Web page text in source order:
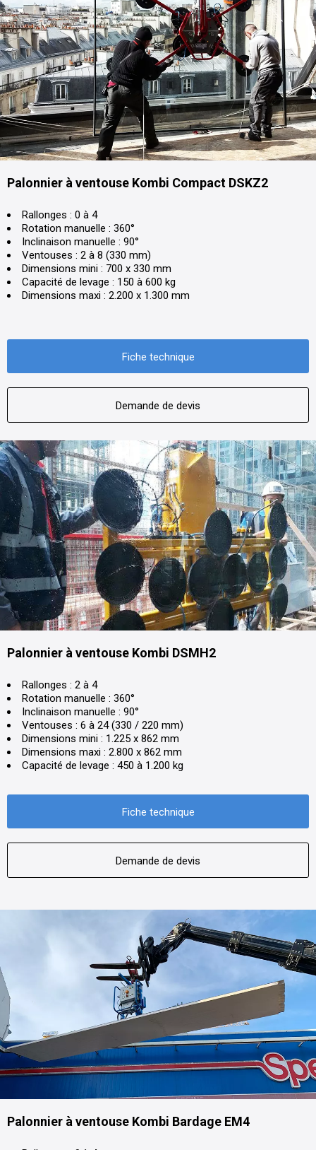
Palonnier à ventouse Kombi Compact DSKZ2
Rallonges : 0 à 4
Rotation manuelle : 360°
Inclinaison manuelle : 90°
Ventouses : 2 à 8 (330 mm)
Dimensions mini : 700 x 330 mm
Capacité de levage : 150 à 600 kg
Dimensions maxi : 2.200 x 1.300 mm
Fiche technique
Demande de devis
Palonnier à ventouse Kombi DSMH2
Rallonges : 2 à 4
Rotation manuelle : 360°
Inclinaison manuelle : 90°
Ventouses : 6 à 24 (330 / 220 mm)
Dimensions mini : 1.225 x 862 mm
Dimensions maxi : 2.800 x 862 mm
Capacité de levage : 450 à 1.200 kg
Fiche technique
Demande de devis
Palonnier à ventouse Kombi Bardage EM4